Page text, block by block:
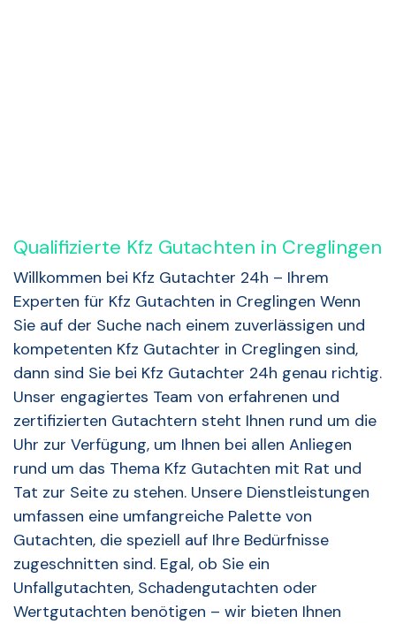
Qualifizierte Kfz Gutachten in Creglingen
Willkommen bei Kfz Gutachter 24h – Ihrem
Experten für Kfz Gutachten in Creglingen Wenn
Sie auf der Suche nach einem zuverlässigen und
kompetenten Kfz Gutachter in Creglingen sind,
dann sind Sie bei Kfz Gutachter 24h genau richtig.
Unser engagiertes Team von erfahrenen und
zertifizierten Gutachtern steht Ihnen rund um die
Uhr zur Verfügung, um Ihnen bei allen Anliegen
rund um das Thema Kfz Gutachten mit Rat und
Tat zur Seite zu stehen. Unsere Dienstleistungen
umfassen eine umfangreiche Palette von
Gutachten, die speziell auf Ihre Bedürfnisse
zugeschnitten sind. Egal, ob Sie ein
Unfallgutachten, Schadengutachten oder
Wertgutachten benötigen – wir bieten Ihnen